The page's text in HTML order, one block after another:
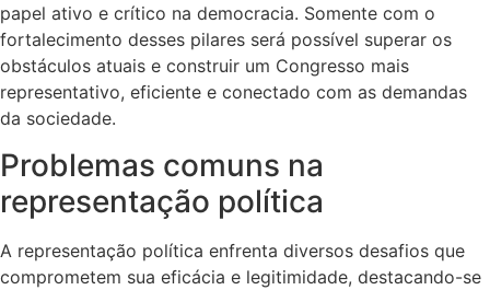
papel ativo e crítico na democracia. Somente com o
fortalecimento desses pilares será possível superar os
obstáculos atuais e construir um Congresso mais
representativo, eficiente e conectado com as demandas
da sociedade.
Problemas comuns na
representação política
A representação política enfrenta diversos desafios que
comprometem sua eficácia e legitimidade, destacando-se